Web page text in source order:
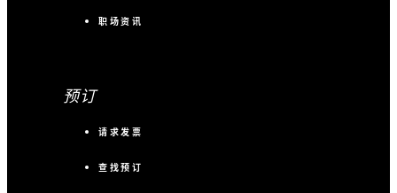
职场资讯
预订
请求发票
查找预订